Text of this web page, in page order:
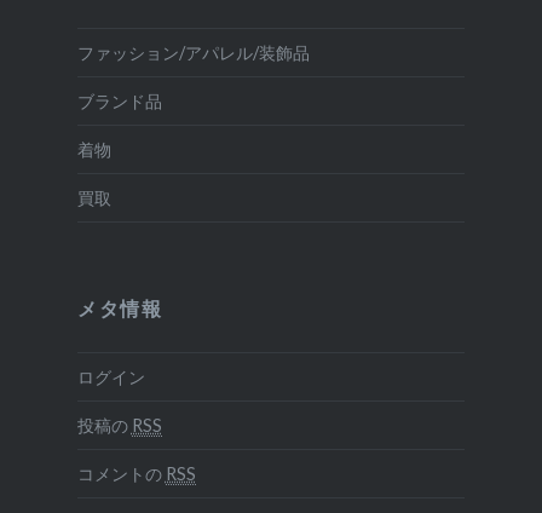
ファッション/アパレル/装飾品
ブランド品
着物
買取
メタ情報
ログイン
投稿の RSS
コメントの RSS